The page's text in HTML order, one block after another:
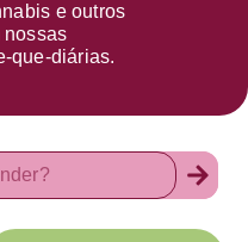
e outros
nossas
que-diárias.